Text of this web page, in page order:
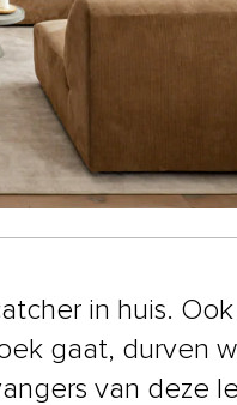
in huis. Ook
gaat, durven
van deze